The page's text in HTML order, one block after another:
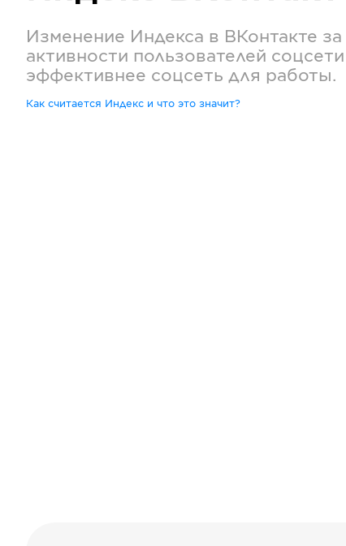
Изменение Индекса в ВКонтакте
активности пользователей
эффективнее соцсеть для работы.
Как считается Индекс и что это значит?